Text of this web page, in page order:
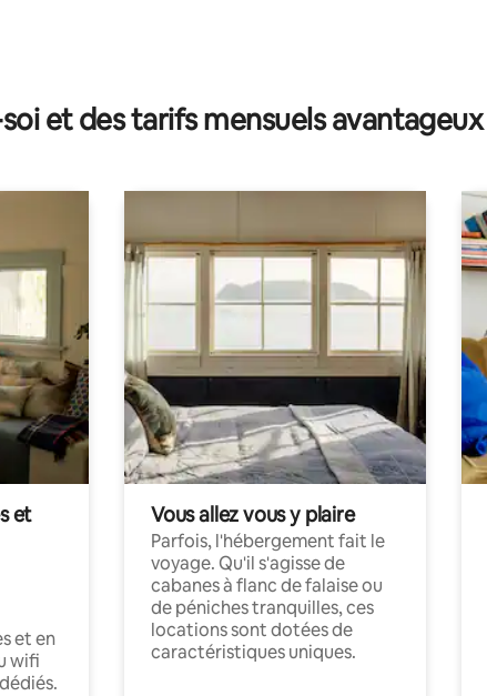
: 4,87 sur 5
et des tarifs mensuels avantageux
et
et en
wifi
Vous allez vous y plaire
Parfois, l'hébergement fait le
voyage. Qu'il s'agisse de
cabanes à flanc de falaise ou
de péniches tranquilles, ces
locations sont dotées de
caractéristiques uniques.